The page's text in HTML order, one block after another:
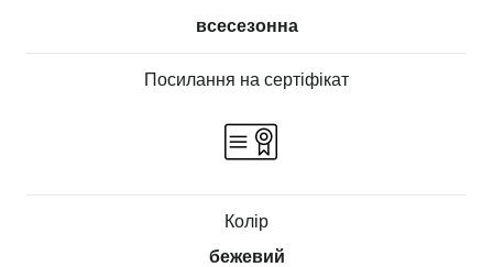
всесезонна
Посилання на сертіфікат
Колір
бежевий